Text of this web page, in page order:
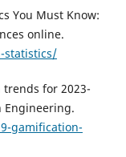
You Must Know:
online.
statistics/
trends for 2023-
Engineering.
gamification-